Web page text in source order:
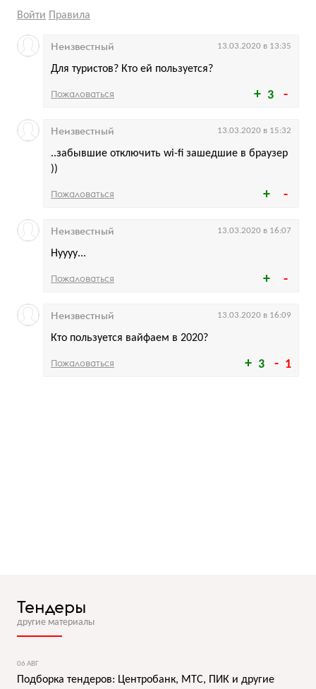
Войти Правила
3
Для туристов? Кто ей пользуется?
Неизвестный 13.03.2020 в 13:35
Пожаловаться
..забывшие отключить wi-fi зашедшие в браузер
))
Неизвестный 13.03.2020 в 15:32
Пожаловаться
Нуууу...
Неизвестный 13.03.2020 в 16:07
Пожаловаться
3 1
Кто пользуется вайфаем в 2020?
Неизвестный 13.03.2020 в 16:09
Пожаловаться
Тендеры
другие материалы
06 АВГ
Подборка тендеров: Центробанк, МТС, ПИК и другие